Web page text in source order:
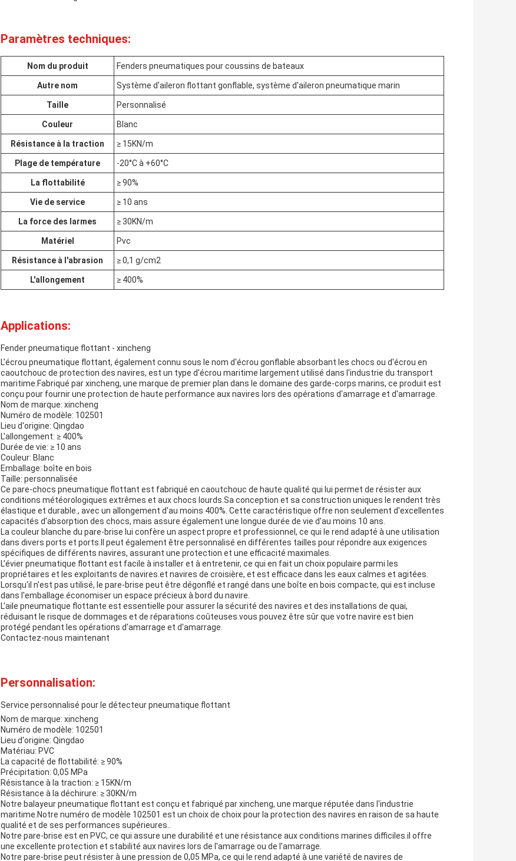
Paramètres techniques:
Nom du produit Fenders pneumatiques pour coussins de bateaux
Autre nom Système d'aileron flottant gonflable, système d'aileron pneumatique marin
Taille Personnalisé
Couleur Blanc
Résistance à la traction ≥ 15KN/m
Plage de température -20°C à +60°C
La flottabilité ≥ 90%
Vie de service ≥ 10 ans
La force des larmes ≥ 30KN/m
Matériel Pvc
Résistance à l'abrasion ≥ 0,1 g/cm2
L'allongement ≥ 400%
Applications:
Fender pneumatique flottant - xincheng
L'écrou pneumatique flottant, également connu sous le nom d'écrou gonflable absorbant les chocs ou d'écrou en
caoutchouc de protection des navires, est un type d'écrou maritime largement utilisé dans l'industrie du transport
maritime.Fabriqué par xincheng, une marque de premier plan dans le domaine des garde-corps marins, ce produit est
conçu pour fournir une protection de haute performance aux navires lors des opérations d'amarrage et d'amarrage.
Nom de marque: xincheng
Numéro de modèle: 102501
Lieu d'origine: Qingdao
L'allongement: ≥ 400%
Durée de vie: ≥ 10 ans
Couleur: Blanc
Emballage: boîte en bois
Taille: personnalisée
Ce pare-chocs pneumatique flottant est fabriqué en caoutchouc de haute qualité qui lui permet de résister aux
conditions météorologiques extrêmes et aux chocs lourds.Sa conception et sa construction uniques le rendent très
élastique et durable., avec un allongement d'au moins 400%. Cette caractéristique offre non seulement d'excellentes
capacités d'absorption des chocs, mais assure également une longue durée de vie d'au moins 10 ans.
La couleur blanche du pare-brise lui confère un aspect propre et professionnel, ce qui le rend adapté à une utilisation
dans divers ports et ports.Il peut également être personnalisé en différentes tailles pour répondre aux exigences
spécifiques de différents navires, assurant une protection et une efficacité maximales.
L'évier pneumatique flottant est facile à installer et à entretenir, ce qui en fait un choix populaire parmi les
propriétaires et les exploitants de navires.et navires de croisière, et est efficace dans les eaux calmes et agitées.
Lorsqu'il n'est pas utilisé, le pare-brise peut être dégonflé et rangé dans une boîte en bois compacte, qui est incluse
dans l'emballage.économiser un espace précieux à bord du navire.
L'aile pneumatique flottante est essentielle pour assurer la sécurité des navires et des installations de quai,
réduisant le risque de dommages et de réparations coûteuses.vous pouvez être sûr que votre navire est bien
protégé pendant les opérations d'amarrage et d'amarrage.
Contactez-nous maintenant
Personnalisation:
Service personnalisé pour le détecteur pneumatique flottant
Nom de marque: xincheng
Numéro de modèle: 102501
Lieu d'origine: Qingdao
Matériau: PVC
La capacité de flottabilité: ≥ 90%
Précipitation: 0,05 MPa
Résistance à la traction: ≥ 15KN/m
Résistance à la déchirure: ≥ 30KN/m
Notre balayeur pneumatique flottant est conçu et fabriqué par xincheng, une marque réputée dans l'industrie
maritime.Notre numéro de modèle 102501 est un choix de choix pour la protection des navires en raison de sa haute
qualité et de ses performances supérieures..
Notre pare-brise est en PVC, ce qui assure une durabilité et une résistance aux conditions marines difficiles.il offre
une excellente protection et stabilité aux navires lors de l'amarrage ou de l'amarrage.
Notre pare-brise peut résister à une pression de 0,05 MPa, ce qui le rend adapté à une variété de navires de